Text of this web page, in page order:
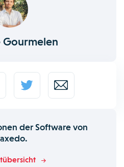
Gourmelen
der Software von